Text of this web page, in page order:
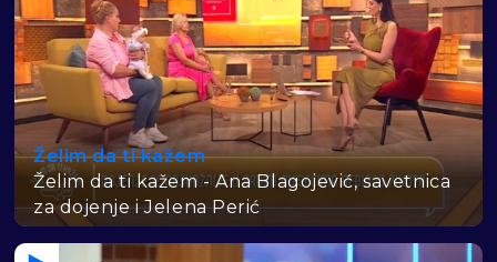
Želim da ti kažem
Želim da ti kažem - Ana Blagojević, savetnica
za dojenje i Jelena Perić